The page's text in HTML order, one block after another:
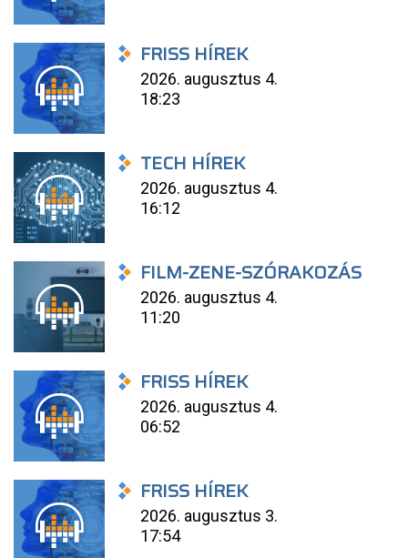
FRISS HÍREK
2026. augusztus 4.
18:23
TECH HÍREK
2026. augusztus 4.
16:12
FILM-ZENE-SZÓRAKOZÁS
2026. augusztus 4.
11:20
FRISS HÍREK
2026. augusztus 4.
06:52
FRISS HÍREK
2026. augusztus 3.
17:54